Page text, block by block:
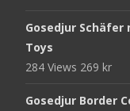
Gosedjur Schäfer
Toys
284 Views 269 kr
Gosedjur Border